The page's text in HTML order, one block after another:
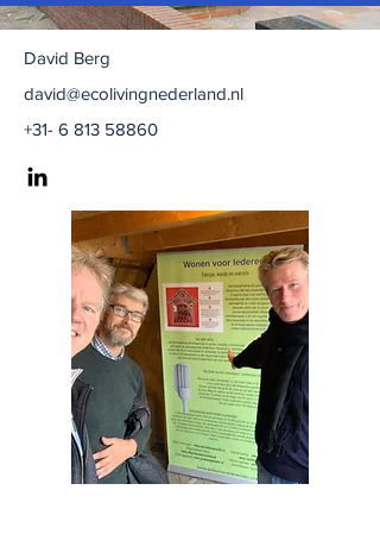
David Berg
david@ecolivingnederland.nl
+31- 6 813 58860